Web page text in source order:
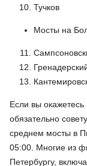
Тучков
Мосты на
Если вы окажетесь
обязательно
среднем мосты в
05:00. Многие из
Петербургу,